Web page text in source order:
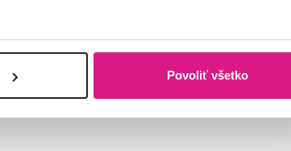
Povoliť všetko